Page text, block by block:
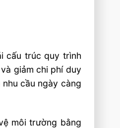
cấu trúc quy trình
giảm chi phí duy
cầu ngày càng
môi trường bằng